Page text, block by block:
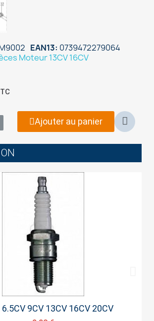
EAN13 0739472279064
Moteur 13CV 16CV
Ajouter au panier
Aperçu rapide
9CV 13CV 16CV 20CV
logged in to save products in your